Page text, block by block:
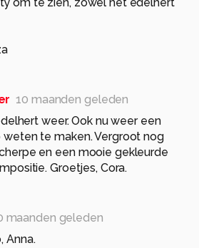
om te zien, zowel het edelhert
10 maanden geleden
weer. Ook nu weer een
te maken. Vergroot nog
en een mooie gekleurde
Groetjes, Cora.
maanden geleden
Anna.